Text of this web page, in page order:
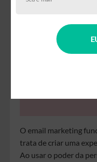
O email marketing
trata de criar uma
Ao usar o poder da